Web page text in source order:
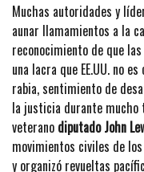
Muchas autoridades y
aunar llamamientos a la
reconocimiento de que
una lacra que EE.UU. no
rabia, sentimiento de
la justicia durante mucho
veterano diputado John
movimientos civiles de
y organizó revueltas